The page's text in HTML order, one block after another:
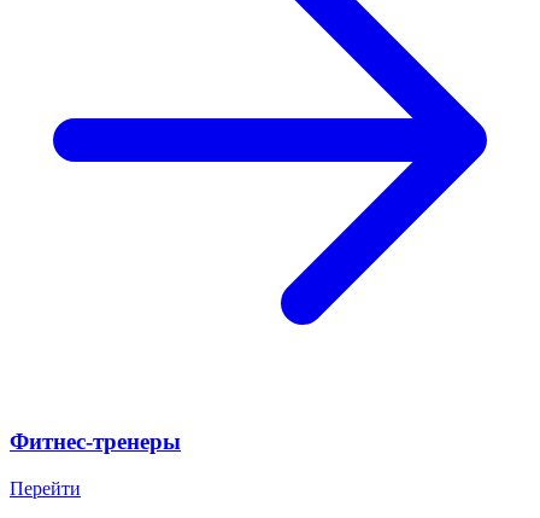
Фитнес-тренеры
Перейти